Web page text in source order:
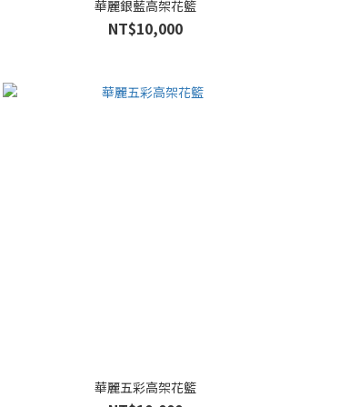
華麗銀藍高架花籃
NT$10,000
華麗五彩高架花籃